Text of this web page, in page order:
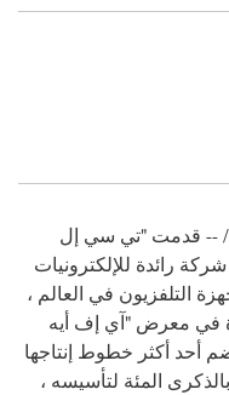
/ -- قدمت "تي سي إل
رائدة للإلكترونيات
التلفزيون في العالم ،
في معرض "آي إف أيه
أحد أكثر خطوط إنتاجها
المئة لتأسيسه ،